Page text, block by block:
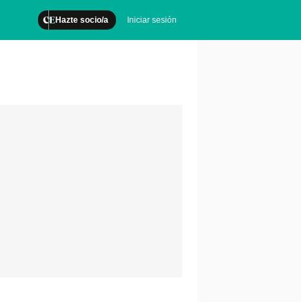
Hazte socio/a Iniciar sesión